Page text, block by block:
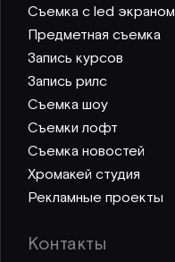
Съемка с led экраном
Предметная съемка
Запись курсов
Запись рилс
Съемка шоу
Съемки лофт
Съемка новостей
Хромакей студия
Рекламные проекты
Контакты